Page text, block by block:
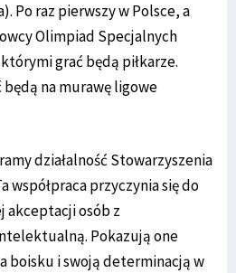
Po raz pierwszy w Polsce, a
Olimpiad Specjalnych
grać będą piłkarze.
na murawę ligowe
działalność Stowarzyszenia
współpraca przyczynia się do
akceptacji osób z
Pokazują one
boisku i swoją determinacją w